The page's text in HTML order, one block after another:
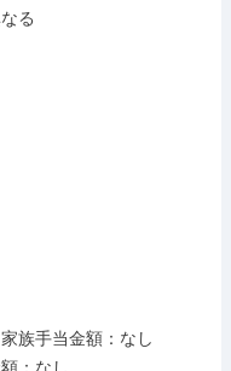
る
族手当金額：なし